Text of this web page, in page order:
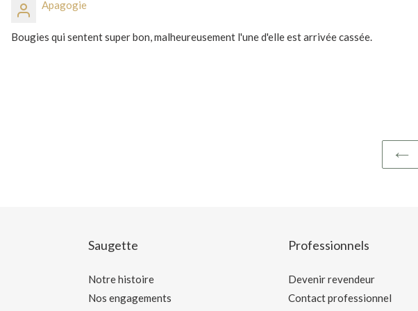
Apagogie
Bougies qui sentent super bon, malheureusement l'une d'elle est arrivée cassée.
Saugette
Notre histoire
Nos engagements
Professionnels
Devenir revendeur
Contact professionnel